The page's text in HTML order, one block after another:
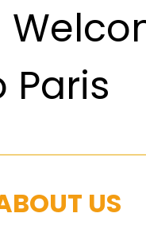
Paris
US